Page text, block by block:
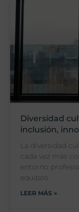
Diversidad
inclusión,
La diversidad
cada vez más
entorno
equipos
LEER MÁS »